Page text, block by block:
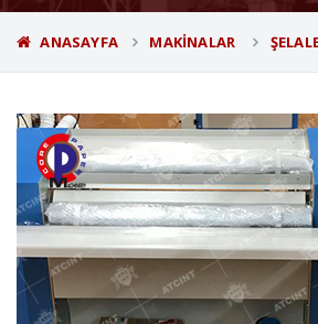
ANASAYFA MAKINALAR